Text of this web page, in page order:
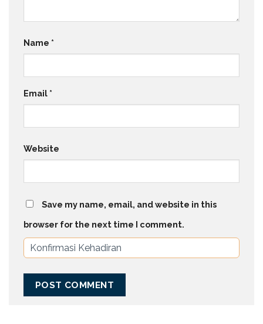
Name *
Email *
Website
Save my name, email, and website in this
browser for the next time I comment.